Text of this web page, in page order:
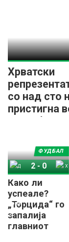
Хрватски
со над сто
пристигна
Загреб
Како ли
успеале?
„Торцида“ го
запалија
главниот
ФУДБАЛ
Динамо Загреб
2-0